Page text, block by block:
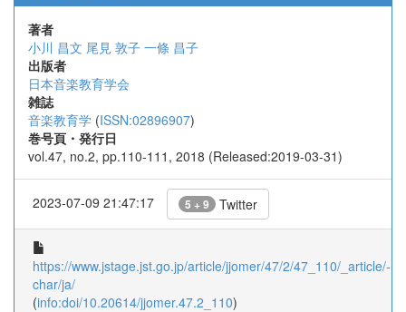
著者
小川 昌文 尾見 敦子 一條 昌子
出版者
日本音楽教育学会
雑誌
音楽教育学 (ISSN:02896907)
巻号頁・発行日
vol.47, no.2, pp.110-111, 2018 (Released:2019-03-31)
2023-07-09 21:47:17 5 + 9 Twitter
https://www.jstage.jst.go.jp/article/jjomer/47/2/47_110/_article/-
char/ja/
(info:doi/10.20614/jjomer.47.2_110)